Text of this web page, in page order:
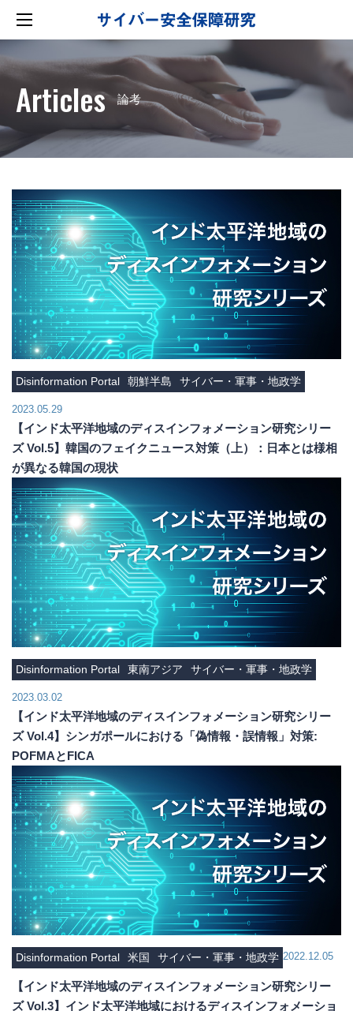
Articles 論考
Disinformation Portal 朝鮮半島 サイバー・軍事・地政学
2023.05.29
【インド太平洋地域のディスインフォメーション研究シリー
ズ Vol.5】韓国のフェイクニュース対策（上）：日本とは様相
が異なる韓国の現状
Disinformation Portal 東南アジア サイバー・軍事・地政学
2023.03.02
【インド太平洋地域のディスインフォメーション研究シリー
ズ Vol.4】シンガポールにおける「偽情報・誤情報」対策:
POFMAとFICA
Disinformation Portal 米国 サイバー・軍事・地政学 2022.12.05
【インド太平洋地域のディスインフォメーション研究シリー
ズ Vol.3】インド太平洋地域におけるディスインフォメーショ